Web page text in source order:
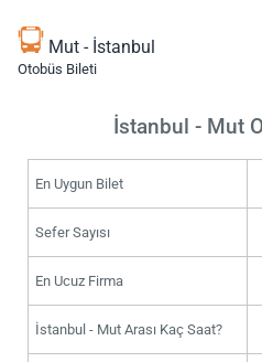
Mut - İstanbul
Otobüs Bileti
İstanbul - Mut
En Uygun Bilet
Sefer Sayısı
En Ucuz Firma
İstanbul - Mut Arası Kaç Saat?